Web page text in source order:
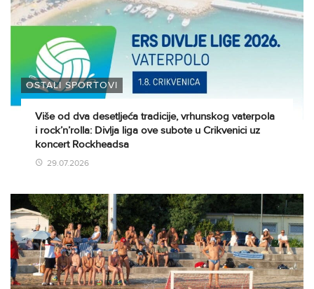
OSTALI SPORTOVI
Više od dva desetljeća tradicije, vrhunskog vaterpola
i rock’n’rolla: Divlja liga ove subote u Crikvenici uz
koncert Rockheadsa
29.07.2026